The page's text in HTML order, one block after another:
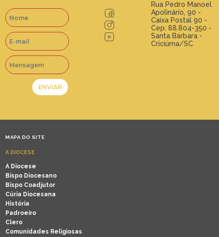
Rua Pedro Manoel
Apolinário, 90 -
Caixa Postal 90 -
Cep: 88.804-350 -
Santa Bárbara -
Criciúma/SC
MAPA DO SITE
A DIOCESE
A Diocese
Bispo Diocesano
Bispo Coadjutor
Cúria Diocesana
História
Padroeiro
Clero
Comunidades Religiosas